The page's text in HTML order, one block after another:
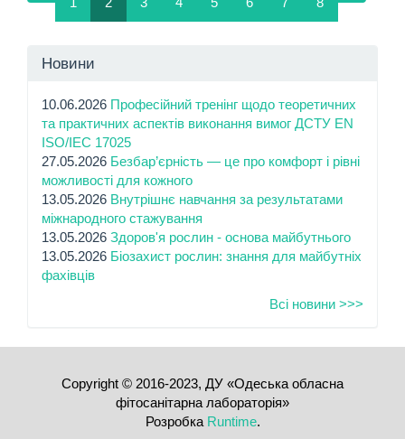
Новини
10.06.2026 Професійний тренінг щодо теоретичних
та практичних аспектів виконання вимог ДСТУ EN
ISO/IEC 17025
27.05.2026 Безбар’єрність — це про комфорт і рівні
можливості для кожного
13.05.2026 Внутрішнє навчання за результатами
міжнародного стажування
13.05.2026 Здоров'я рослин - основа майбутнього
13.05.2026 Біозахист рослин: знання для майбутніх
фахівців
Всі новини >>>
Copyright © 2016-2023, ДУ «Одеська обласна
фітосанітарна лабораторія»
Розробка Runtime.